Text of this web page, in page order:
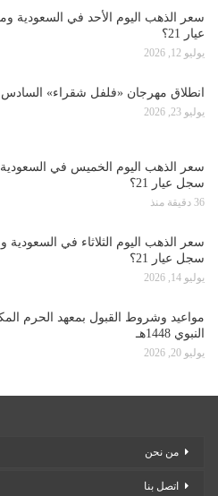
سعر الذهب اليوم الأحد في
عيار 21؟
يوليو 12, 2026
انطلاق مهرجان «فلفل شقراء» السادس
يوليو 23, 2026
سعر الذهب اليوم الخميس في
سجل عيار 21؟
36 دقيقة منذ
سعر الذهب اليوم الثلاثاء في
سجل عيار 21؟
يوليو 14, 2026
مواعيد وشروط القبول بمعهد الحرم
النبوي 1448هـ
يوليو 20, 2026
من نحن
اتصل بنا